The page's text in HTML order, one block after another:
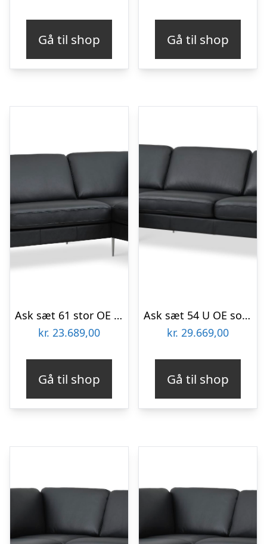
Gå til shop Gå til shop
Ask sæt 61 stor OE sofa, m. højre chaiselong – sort semianilin læder og børstet aluminium
kr. 23.689,00
Gå til shop
Ask sæt 54 U OE sofa, m. venstre chaiselong – sort semianilin læder og børstet aluminium
kr. 29.669,00
Gå til shop